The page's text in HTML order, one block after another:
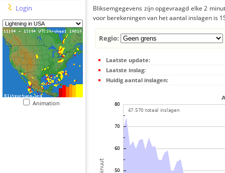
Login
Animation
Bliksemgegevens zijn opgevraagd elke 2
voor berekeningen van het aantal inslagen is
Regio:
Laatste update:
Laatste inslag:
Huidig aantal inslagen: